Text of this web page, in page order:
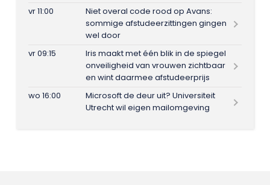
vr 11:00
Niet overal code rood op Avans:
sommige afstudeerzittingen gingen
wel door
vr 09:15
Iris maakt met één blik in de spiegel
onveiligheid van vrouwen zichtbaar
en wint daarmee afstudeerprijs
wo 16:00
Microsoft de deur uit? Universiteit
Utrecht wil eigen mailomgeving